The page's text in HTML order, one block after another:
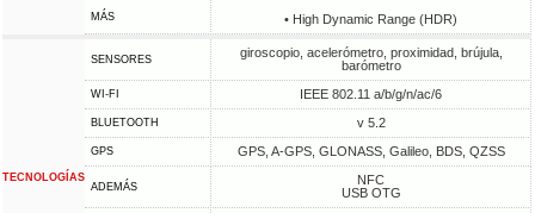
MÁS • High Dynamic Range (HDR)
TECNOLOGÍAS
SENSORES
giroscopio, acelerómetro, proximidad, brújula,
barómetro
WI-FI IEEE 802.11 a/b/g/n/ac/6
BLUETOOTH v 5.2
GPS GPS, A-GPS, GLONASS, Galileo, BDS, QZSS
ADEMÁS
NFC
USB OTG